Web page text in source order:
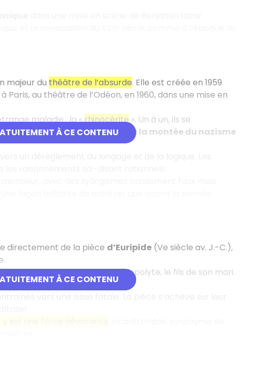
À CE CONTENU
majeur du théâtre de l’absurde. Elle est créée en 1959
au théâtre de l’Odéon, en 1960, dans une mise en
maladie : la «rhinocérite». Un à un, ils se
unemétaphore puissante de la montée du nazisme
À CE CONTENU
directement de la pièce d’Euripide(Ve siècle av. J.-C.),
par un amour interdit pour Hippolyte, le fils de son mari.
la conduit à sa perte.